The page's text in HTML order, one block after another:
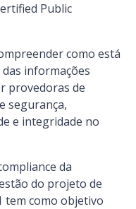
Public
como está
informações
provedoras de
segurança,
e integridade no
da
do projeto de
tem como objetivo